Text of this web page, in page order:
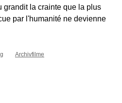
grandit la crainte que la plus
par l'humanité ne devienne
Archivfilme